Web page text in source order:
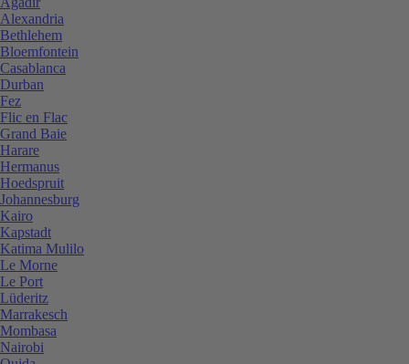
Alexandria
Bethlehem
Bloemfontein
Casablanca
Durban
Fez
Flic en Flac
Grand Baie
Harare
Hermanus
Hoedspruit
Johannesburg
Kairo
Kapstadt
Katima Mulilo
Le Morne
Le Port
Lüderitz
Marrakesch
Mombasa
Nairobi